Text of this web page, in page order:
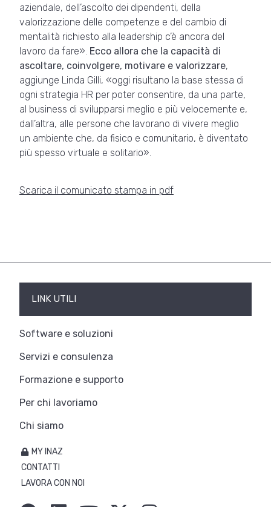
aziendale, dell’ascolto dei dipendenti, della
valorizzazione delle competenze e del cambio di
mentalità richiesto alla leadership c’è ancora del
lavoro da fare». Ecco allora che la capacità di
ascoltare, coinvolgere, motivare e valorizzare,
aggiunge Linda Gilli, «oggi risultano la base stessa di
ogni strategia HR per poter consentire, da una parte,
al business di svilupparsi meglio e più velocemente e,
dall’altra, alle persone che lavorano di vivere meglio
un ambiente che, da fisico e comunitario, è diventato
più spesso virtuale e solitario».
Scarica il comunicato stampa in pdf
LINK UTILI
Software e soluzioni
Servizi e consulenza
Formazione e supporto
Per chi lavoriamo
Chi siamo
MY INAZ
CONTATTI
LAVORA CON NOI